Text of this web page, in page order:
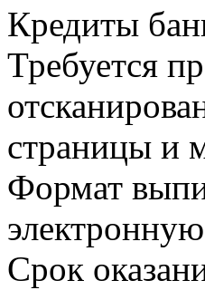
Кредиты
Требуется
страницы и
Формат
Срок